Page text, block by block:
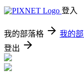
登入
我的部落格 我的
登出